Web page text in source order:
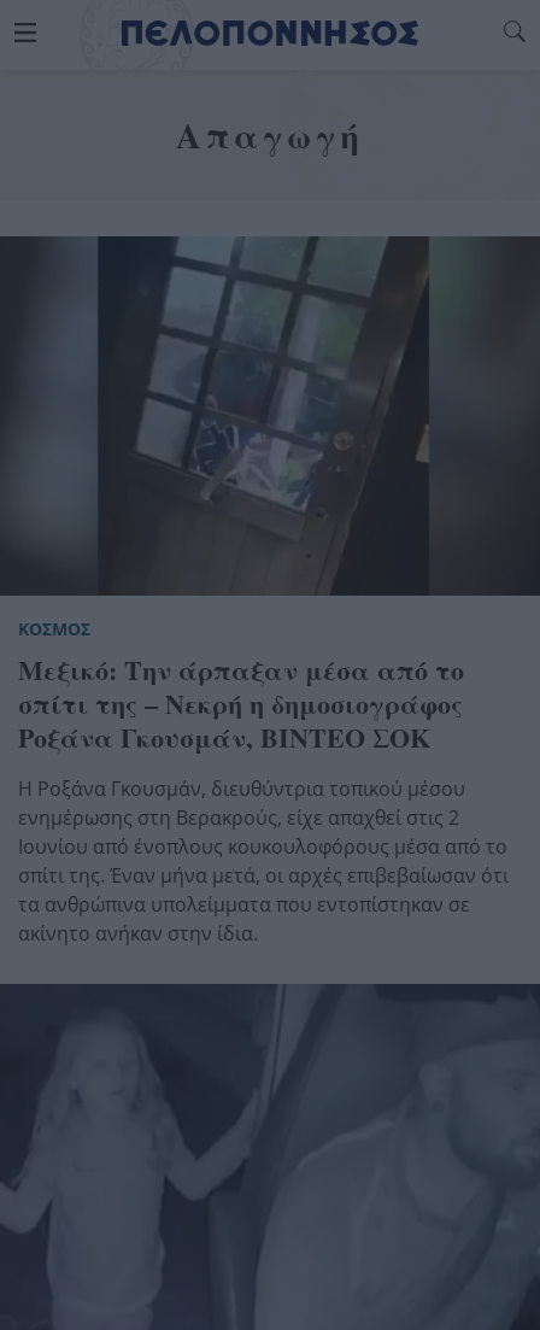
Απαγωγή
ΚΟΣΜΟΣ
Μεξικό: Την άρπαξαν μέσα από το
σπίτι της – Νεκρή η δημοσιογράφος
Ροξάνα Γκουσμάν, ΒΙΝΤΕΟ ΣΟΚ
Η Ροξάνα Γκουσμάν, διευθύντρια τοπικού μέσου
ενημέρωσης στη Βερακρούς, είχε απαχθεί στις 2
Ιουνίου από ένοπλους κουκουλοφόρους μέσα από το
σπίτι της. Έναν μήνα μετά, οι αρχές επιβεβαίωσαν ότι
τα ανθρώπινα υπολείμματα που εντοπίστηκαν σε
ακίνητο ανήκαν στην ίδια.